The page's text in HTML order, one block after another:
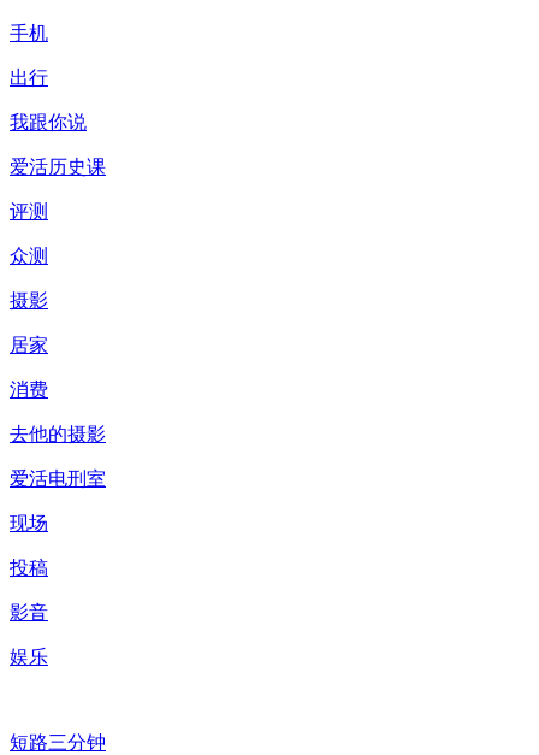
手机
出行
我跟你说
爱活历史课
评测
众测
摄影
居家
消费
去他的摄影
爱活电刑室
现场
投稿
影音
娱乐
短路三分钟